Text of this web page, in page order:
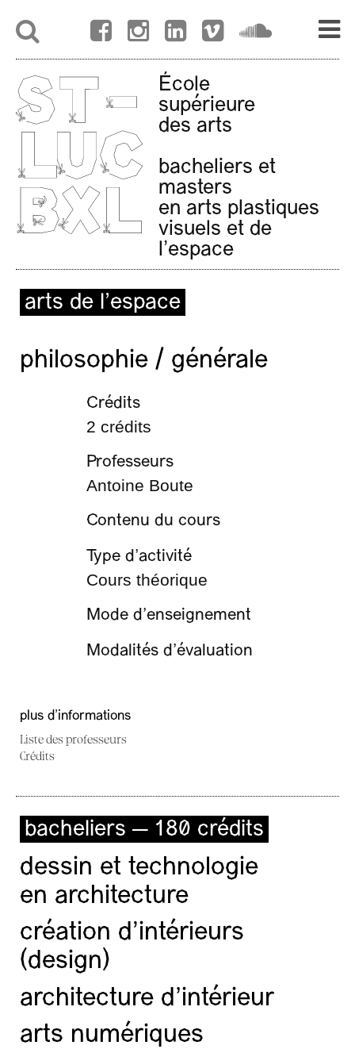
École
supérieure
des arts
bacheliers et
masters
en arts plastiques
visuels et de
l'espace
arts de l’espace
philosophie / générale
Crédits
2 crédits
Professeurs
Antoine Boute
Contenu du cours
Type d’activité
Cours théorique
Mode d’enseignement
Modalités d’évaluation
plus d'informations
Liste des professeurs
Crédits
bacheliers — 180 crédits
dessin et technologie
en architecture
création d'intérieurs
(design)
architecture d’intérieur
arts numériques